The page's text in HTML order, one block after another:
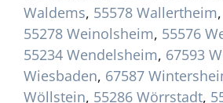
Waldems, 55578 Wallertheim,
55278 Weinolsheim, 55576
55234 Wendelsheim, 67593
Wiesbaden, 67587
Wöllstein, 55286 Wörrstadt,